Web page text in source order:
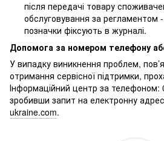
після передачі товару
обслуговування за регламентом -
позначки фіксують в журналі.
Допомога за номером телефону
У випадку виникнення проблем,
отримання сервісної підтримки,
Інформаційний центр за телефоном:
зробивши запит на електронну
ukraine.com.